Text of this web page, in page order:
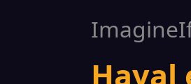
Hayal